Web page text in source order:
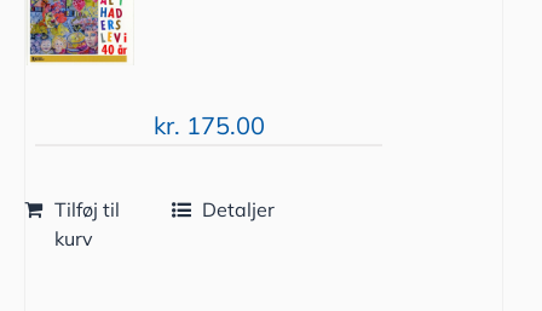
kr. 175.00
Tilføj til
kurv
Detaljer